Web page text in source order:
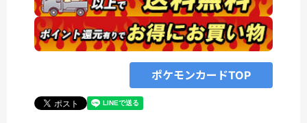
ポケモンカードTOP